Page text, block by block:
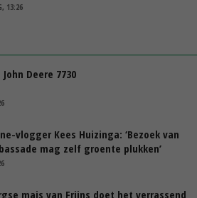
13:26
John Deere 7730
vlogger Kees Huizinga: ‘Bezoek van
mag zelf groente plukken’
mais van Frijns doet het verrassend